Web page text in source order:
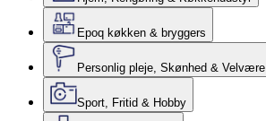
Epoq køkken & bryggers
Personlig pleje, Skønhed & Velvære
Sport, Fritid & Hobby